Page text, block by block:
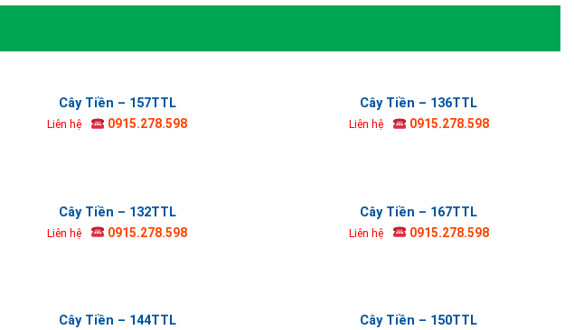
Cây Tiền – 157TTL
Liên hệ 0915.278.598
Cây Tiền – 136TTL
Liên hệ 0915.278.598
Cây Tiền – 132TTL
Liên hệ 0915.278.598
Cây Tiền – 167TTL
Liên hệ 0915.278.598
Cây Tiền – 144TTL Cây Tiền – 150TTL